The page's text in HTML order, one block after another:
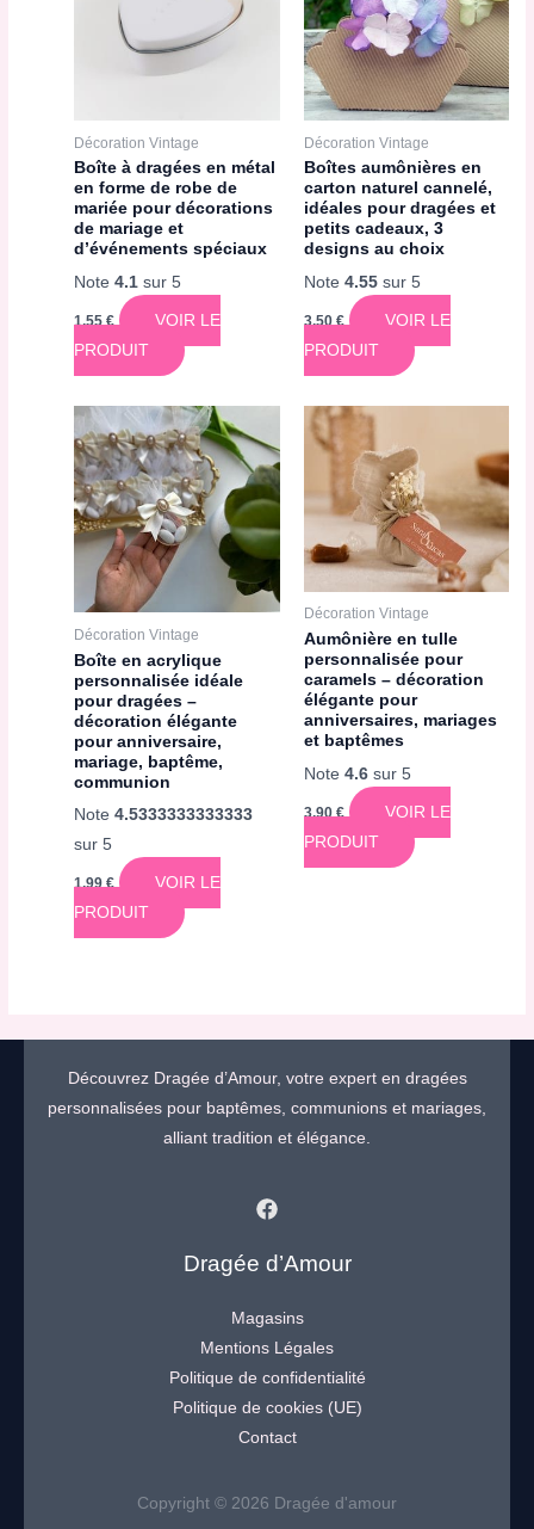
Décoration Vintage
Boîte à dragées en métal
en forme de robe de
mariée pour décorations
de mariage et
d’événements spéciaux
Note4.1 sur 5
1,55€
VOIR LE
PRODUIT
Décoration Vintage
Boîtes aumônières en
carton naturel cannelé,
idéales pour dragées et
petits cadeaux, 3
designs au choix
Note 4.55sur 5
3,50€
VOIR LE
PRODUIT
Décoration Vintage
Boîte en acrylique
personnalisée idéale
pour dragées –
décoration élégante
pour anniversaire,
mariage, baptême,
communion
Note4.5333333333333
sur 5
1,99€
VOIR LE
PRODUIT
Décoration Vintage
Aumônière en tulle
personnalisée pour
caramels – décoration
élégante pour
anniversaires, mariages
et baptêmes
Note 4.6sur 5
3,90€
VOIR LE
PRODUIT
Découvrez Dragée d’Amour, votre expert en dragées
personnalisées pour baptêmes, communions et mariages,
alliant tradition et élégance.
Dragée d’Amour
Magasins
Mentions Légales
Politique de confidentialité
Politique de cookies (UE)
Contact
Copyright © 2026 Dragée d'amour